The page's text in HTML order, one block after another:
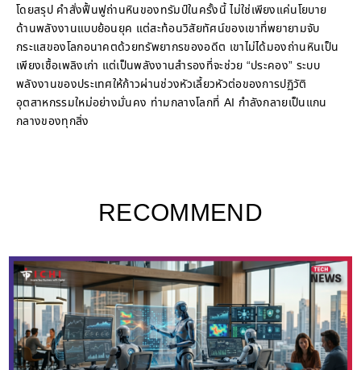
โดยสรุป คำสั่งฟื้นฟูถ่านหินของทรัมป์ในครั้งนี้ ไม่ใช่เพียงแค่นโยบาย
ด้านพลังงานแบบย้อนยุค แต่สะท้อนวิสัยทัศน์ของเขาที่พยายามจับ
กระแสของโลกอนาคตด้วยทรัพยากรของอดีต เขาไม่ได้มองถ่านหินเป็น
เพียงเชื้อเพลิงเก่า แต่เป็นพลังงานสำรองที่จะช่วย “ประคอง” ระบบ
พลังงานของประเทศให้ก้าวผ่านช่วงหัวเลี้ยวหัวต่อของการปฏิวัติ
อุตสาหกรรมใหม่อย่างมั่นคง ท่ามกลางโลกที่ AI กำลังกลายเป็นแกน
กลางของทุกสิ่ง
RECOMMEND